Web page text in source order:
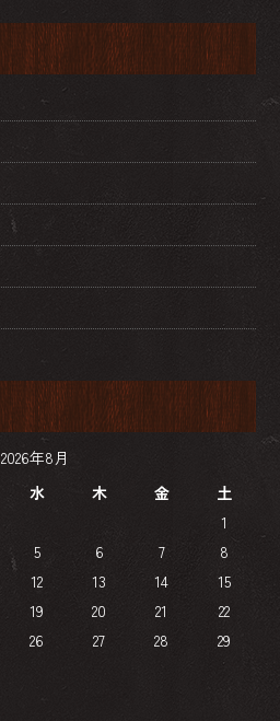
2026年8月
水 木 金 土
1
5 6 7
8
12 13 14
15
19 20 21
22
26 27 28
29